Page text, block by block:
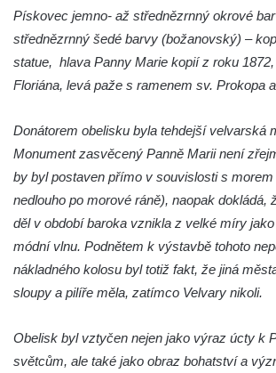
Sloup svatého Františka Xaverského v
Krupce
Sloup svatého Václava u kostela svatých
Sloup svatého Isidora u hřbitova Šlapanice
Sloup Panny Marie na hřbitově ve Slaném
Sloup Panny Marie na náměstí krále
Vladislava ve Velvarech
Sloup Nejsvětější Trojice v zahradě domu
Sloup svatého Floriána a svatého Vavřince
v Pnětlukách u Podsedic
Pískovec jemno- až střednězrnný okrové
střednězrnný šedé barvy (božanovský) –
statue, hlava Panny Marie kopií z roku
Floriána, levá paže s ramenem sv. Prokopa
Donátorem obelisku byla tehdejší velvarská
Monument zasvěcený Panně Marii není
by byl postaven přímo v souvislosti s
nedlouho po morové ráně), naopak dokládá,
děl v období baroka vznikla z velké míry
módní vlnu. Podnětem k výstavbě tohoto
nákladného kolosu byl totiž fakt, že jiná
sloupy a pilíře měla, zatímco Velvary nikoli.
Obelisk byl vztyčen nejen jako výraz úcty k
světcům, ale také jako obraz bohatství a